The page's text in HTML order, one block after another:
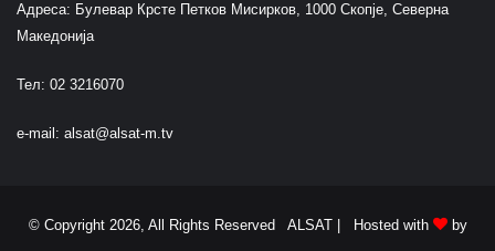
Адреса: Булевар Крсте Петков Мисирков, 1000 Скопје, Северна
Македонија
Тел: 02 3216070
e-mail: alsat@alsat-m.tv
© Copyright 2026, All Rights Reserved ALSAT | Hosted with by